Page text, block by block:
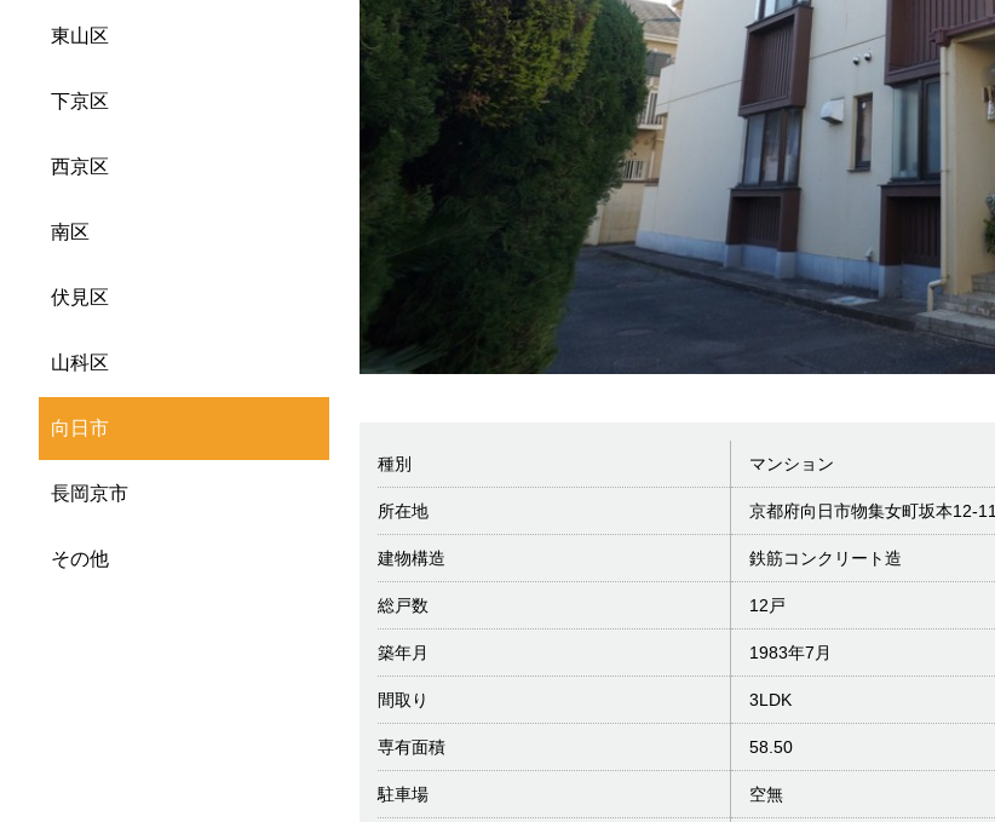
種別 マンション
所在地 京都府向日市物集女町坂本12-11
建物構造 鉄筋コンクリート造
総戸数 12戸
築年月 1983年7月
間取り 3LDK
専有面積 58.50
駐車場 空無
東山区
下京区
西京区
南区
伏見区
山科区
向日市
長岡京市
その他